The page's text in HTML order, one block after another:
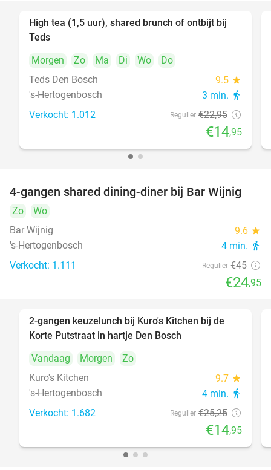
35%
High tea (1,5 uur), shared brunch of ontbijt bij
Teds
Morgen
Zo Ma Di Wo
Do
Teds Den Bosch
9.5 star
's-Hertogenbosch 3 min. directions_walk
Verkocht: 1.012 Regulier €22,95
€14,95
45%
4-gangen shared dining-diner bij Bar Wijnig
Zo
Wo
Bar Wijnig
9.6 star
's-Hertogenbosch 4 min. directions_walk
Verkocht: 1.111 Regulier €45
€24,95
2-gangen keuzelunch bij Kuro's Kitchen bij de
Korte Putstraat in hartje Den Bosch
Vandaag
Morgen
Zo
Kuro's Kitchen
9.7 star
's-Hertogenbosch 4 min. directions_walk
Verkocht: 1.682 Regulier €25,25
€14,95